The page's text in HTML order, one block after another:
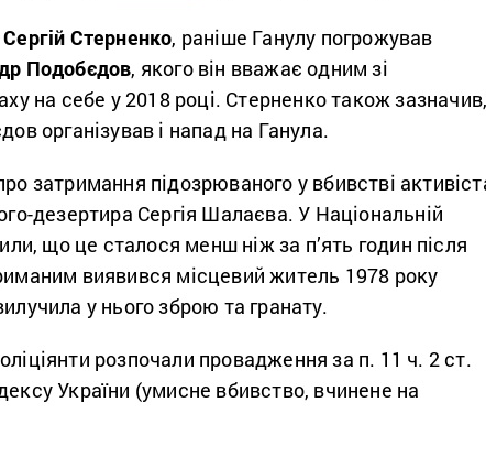
Сергій Стерненко, раніше Ганулу погрожував
Подобєдов, якого він вважає одним зі
на себе у 2018 році. Стерненко також
організував і напад на Ганула.
затримання підозрюваного у вбивстві
дезертира Сергія Шалаєва. У Національній
що це сталося менш ніж за п’ять годин після
виявився місцевий житель 1978 року
у нього зброю та гранату.
розпочали провадження за п. 11 ч. 2 ст.
України (умисне вбивство, вчинене на